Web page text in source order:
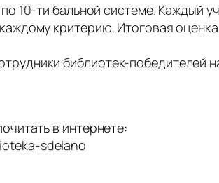
10-ти бальной системе. Каждый
критерию. Итоговая
библиотек-
в интернете:
sdelano